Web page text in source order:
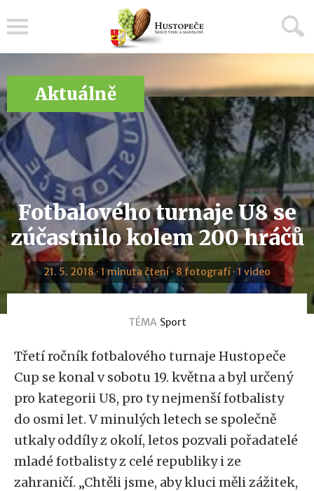
Aktuálně
Fotbalového turnaje U8 se
zúčastnilo kolem 200 hráčů
21. 5. 2018 · 1 minuta čtení · 8 fotografí · 1 video
TÉMA Sport
Třetí ročník fotbalového turnaje Hustopeče
Cup se konal v sobotu 19. května a byl určený
pro kategorii U8, pro ty nejmenší fotbalisty
do osmi let. V minulých letech se společně
utkaly oddíly z okolí, letos pozvali pořadatelé
mladé fotbalisty z celé republiky i ze
zahraničí. „Chtěli jsme, aby kluci měli zážitek,